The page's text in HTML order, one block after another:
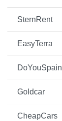
SternRent
EasyTerra
DoYouSpain
Goldcar
CheapCars